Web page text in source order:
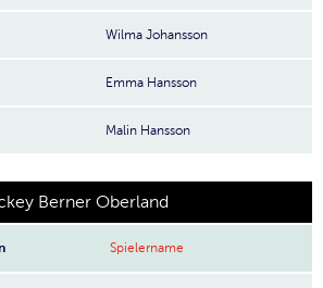
Wilma Johansson
Emma Hansson
Malin Hansson
Berner Oberland
Spielername